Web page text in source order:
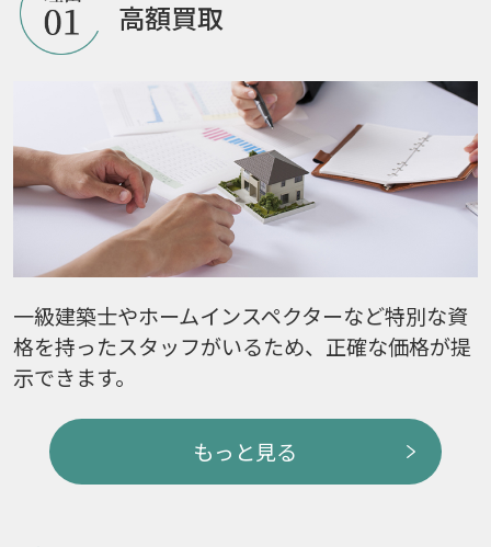
高額買取
一級建築士やホームインスペクターなど特別な資
格を持ったスタッフがいるため、正確な価格が提
示できます。
もっと見る